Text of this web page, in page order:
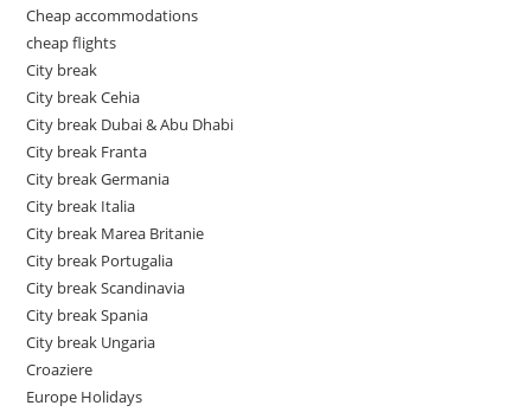
Cheap accommodations
cheap flights
City break
City break Cehia
City break Dubai & Abu Dhabi
City break Franta
City break Germania
City break Italia
City break Marea Britanie
City break Portugalia
City break Scandinavia
City break Spania
City break Ungaria
Croaziere
Europe Holidays